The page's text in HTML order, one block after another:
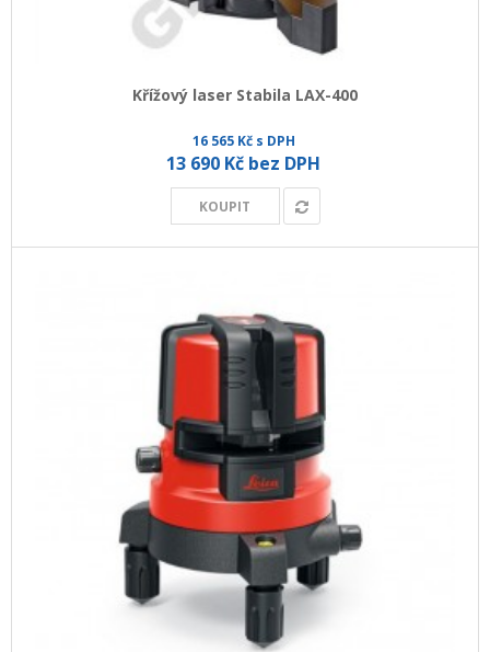
Křížový laser Stabila LAX-400
16 565 Kč s DPH
13 690 Kč bez DPH
KOUPIT